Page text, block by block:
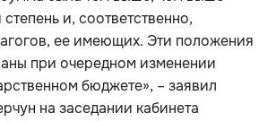
степень и, соответственно,
ее имеющих. Эти положения
при очередном изменении
бюджете», – заявил
на заседании кабинета